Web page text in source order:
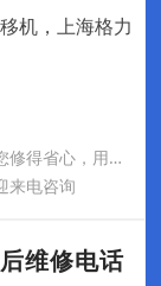
机，上海格力
上海闵行区大型中央空调售后维修电话，让您修得省心，用得安心
来电咨询
维修电话